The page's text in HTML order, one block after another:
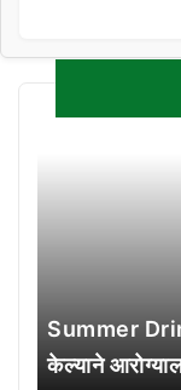
Summer
केल्याने